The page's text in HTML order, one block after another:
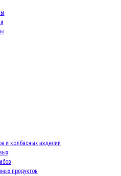
и колбасных изделий
продуктов